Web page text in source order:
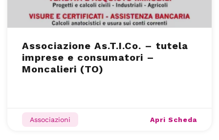
Associazione As.T.I.Co. – tutela
imprese e consumatori –
Moncalieri (TO)
Associazioni Apri Scheda